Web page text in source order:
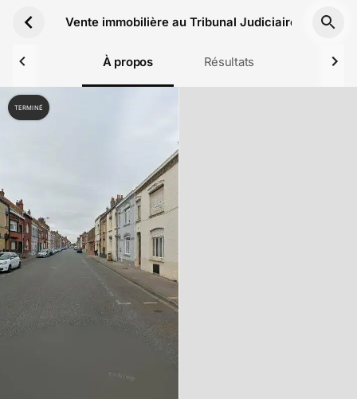
Vente immobilière au Tribunal Judiciaire de
À propos Résultats
TERMINÉ